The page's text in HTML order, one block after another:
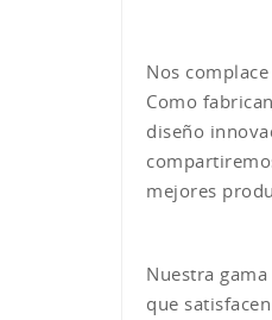
Nos
Como
diseño
mejores
Nuestra
que